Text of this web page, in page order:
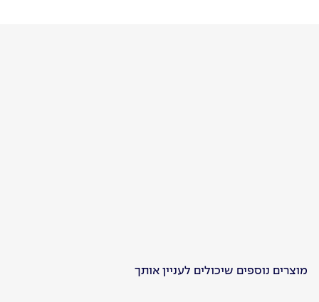
מוצרים נוספים שיכולים לעניין אותך